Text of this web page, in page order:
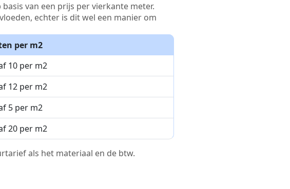
van een prijs per vierkante meter.
echter is dit wel een manier om
per m2
10 per m2
12 per m2
5 per m2
20 per m2
als het materiaal en de btw.